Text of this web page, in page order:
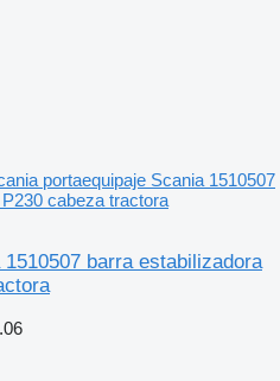
portaequipaje Scania 1510507
cabeza tractora
barra estabilizadora